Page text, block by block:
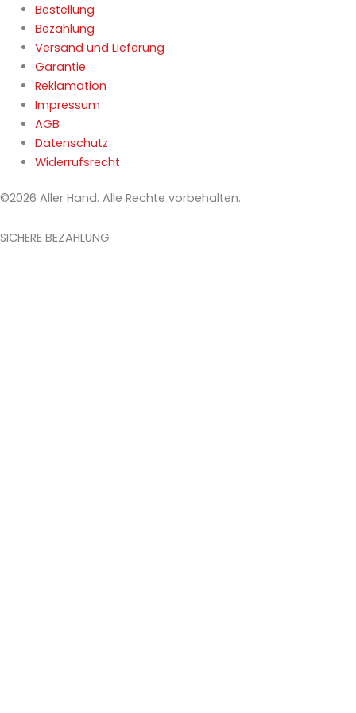
Bestellung
Bezahlung
Versand und Lieferung
Garantie
Reklamation
Impressum
AGB
Datenschutz
Widerrufsrecht
©2026 Aller Hand. Alle Rechte vorbehalten.
SICHERE BEZAHLUNG